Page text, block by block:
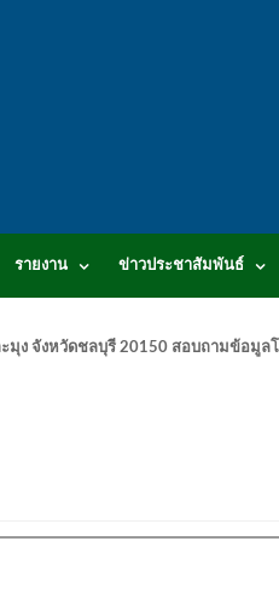
รายงาน ข่าวประชาสัมพันธ์
มุง จังหวัดชลบุรี 20150 สอบถามข้อมูล